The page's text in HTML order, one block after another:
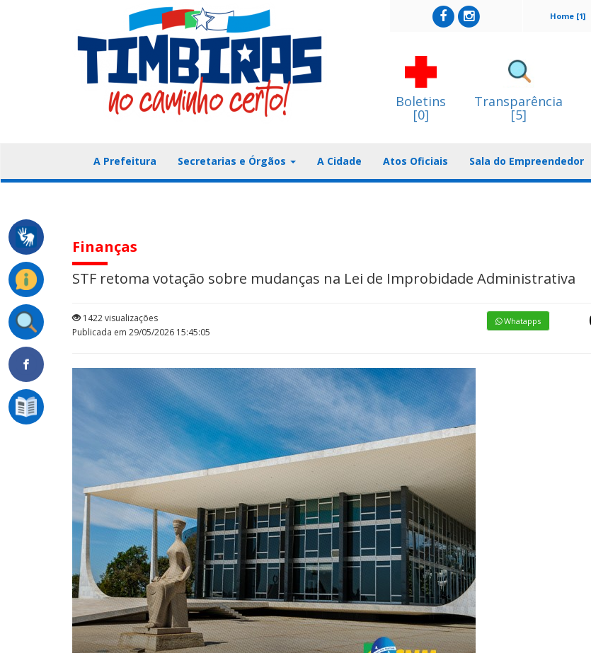
Home [1]
Boletins
[0]
Transparência
[5]
A Prefeitura Secretarias e Órgãos A Cidade Atos Oficiais Sala do Empreendedor
Finanças
STF retoma votação sobre mudanças na Lei de Improbidade Administrativa
1422 visualizações
Publicada em 29/05/2026 15:45:05
Whatapps